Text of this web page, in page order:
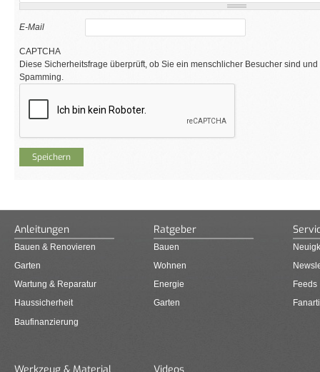
E-Mail
CAPTCHA
Diese Sicherheitsfrage überprüft, ob Sie ein menschlicher Besucher sind
Spamming.
Anleitungen
Bauen & Renovieren
Garten
Wartung & Reparatur
Haussicherheit
Baufinanzierung
Ratgeber
Bauen
Wohnen
Energie
Garten
Feeds